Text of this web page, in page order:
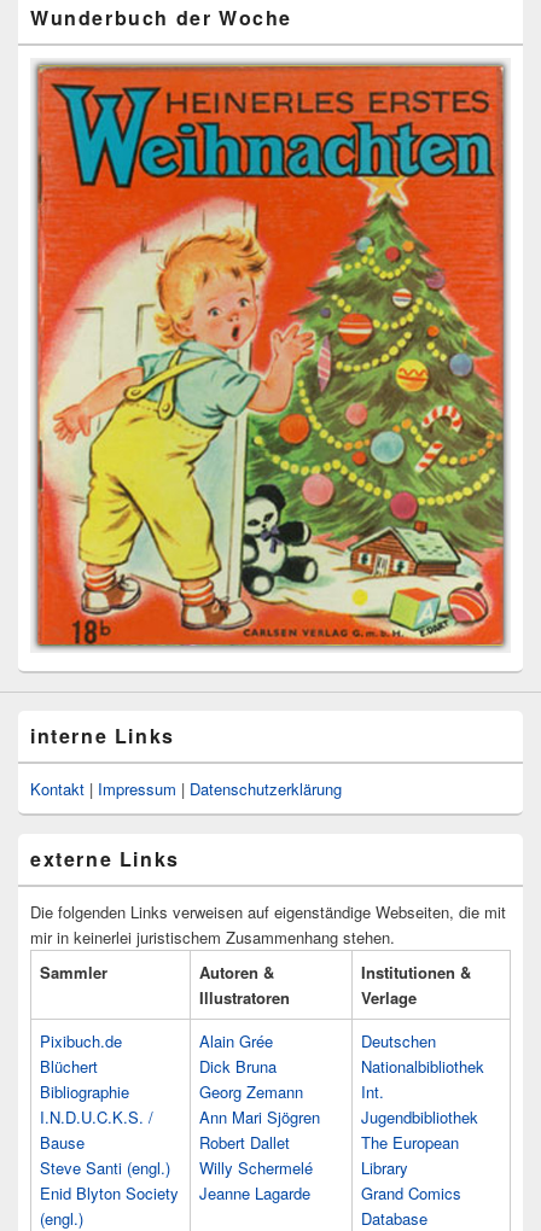
Wunderbuch der Woche
interne Links
Kontakt | Impressum | Datenschutzerklärung
externe Links
Die folgenden Links verweisen auf eigenständige Webseiten, die mit
mir in keinerlei juristischem Zusammenhang stehen.
Sammler
Autoren &
Illustratoren
Institutionen &
Verlage
Pixibuch.de
Blüchert
Bibliographie
I.N.D.U.C.K.S. /
Bause
Steve Santi (engl.)
Enid Blyton Society
(engl.)
Alain Grée
Dick Bruna
Georg Zemann
Ann Mari Sjögren
Robert Dallet
Willy Schermelé
Jeanne Lagarde
Deutschen
Nationalbibliothek
Int.
Jugendbibliothek
The European
Library
Grand Comics
Database